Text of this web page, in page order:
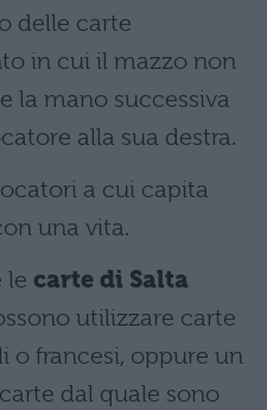
delle carte
in cui il mazzo non
la mano successiva
alla sua destra.
a cui capita
una vita.
le carte di Salta
utilizzare carte
o francesi, oppure un
dal quale sono